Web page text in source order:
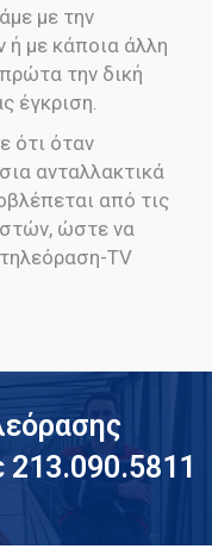
με την
ή με κάποια άλλη
την δική
έγκριση.
ότι όταν
ανταλλακτικά
από τις
ώστε να
TV